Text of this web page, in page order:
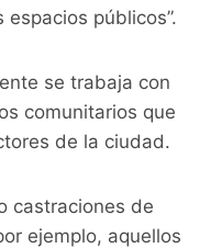
públicos”.
se trabaja con
comunitarios que
de la ciudad.
castraciones de
ejemplo, aquellos